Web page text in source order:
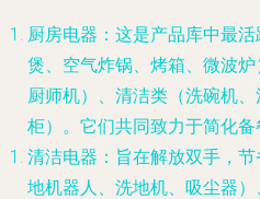
厨房电器 ：这是产品库中最
煲、空气炸锅、烤箱、微波
厨师机）、清洁类（洗碗机
柜）。它们共同致力于简化备
清洁电器 ：旨在解放双手，
地机器人、洗地机、吸尘器